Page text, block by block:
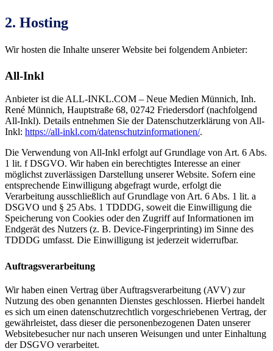
2. Hosting
Wir hosten die Inhalte unserer Website bei folgendem Anbieter:
All-Inkl
Anbieter ist die ALL-INKL.COM – Neue Medien Münnich, Inh.
René Münnich, Hauptstraße 68, 02742 Friedersdorf (nachfolgend
All-Inkl). Details entnehmen Sie der Datenschutzerklärung von All-
Inkl: https://all-inkl.com/datenschutzinformationen/.
Die Verwendung von All-Inkl erfolgt auf Grundlage von Art. 6 Abs.
1 lit. f DSGVO. Wir haben ein berechtigtes Interesse an einer
möglichst zuverlässigen Darstellung unserer Website. Sofern eine
entsprechende Einwilligung abgefragt wurde, erfolgt die
Verarbeitung ausschließlich auf Grundlage von Art. 6 Abs. 1 lit. a
DSGVO und § 25 Abs. 1 TDDDG, soweit die Einwilligung die
Speicherung von Cookies oder den Zugriff auf Informationen im
Endgerät des Nutzers (z. B. Device-Fingerprinting) im Sinne des
TDDDG umfasst. Die Einwilligung ist jederzeit widerrufbar.
Auftragsverarbeitung
Wir haben einen Vertrag über Auftragsverarbeitung (AVV) zur
Nutzung des oben genannten Dienstes geschlossen. Hierbei handelt
es sich um einen datenschutzrechtlich vorgeschriebenen Vertrag, der
gewährleistet, dass dieser die personenbezogenen Daten unserer
Websitebesucher nur nach unseren Weisungen und unter Einhaltung
der DSGVO verarbeitet.